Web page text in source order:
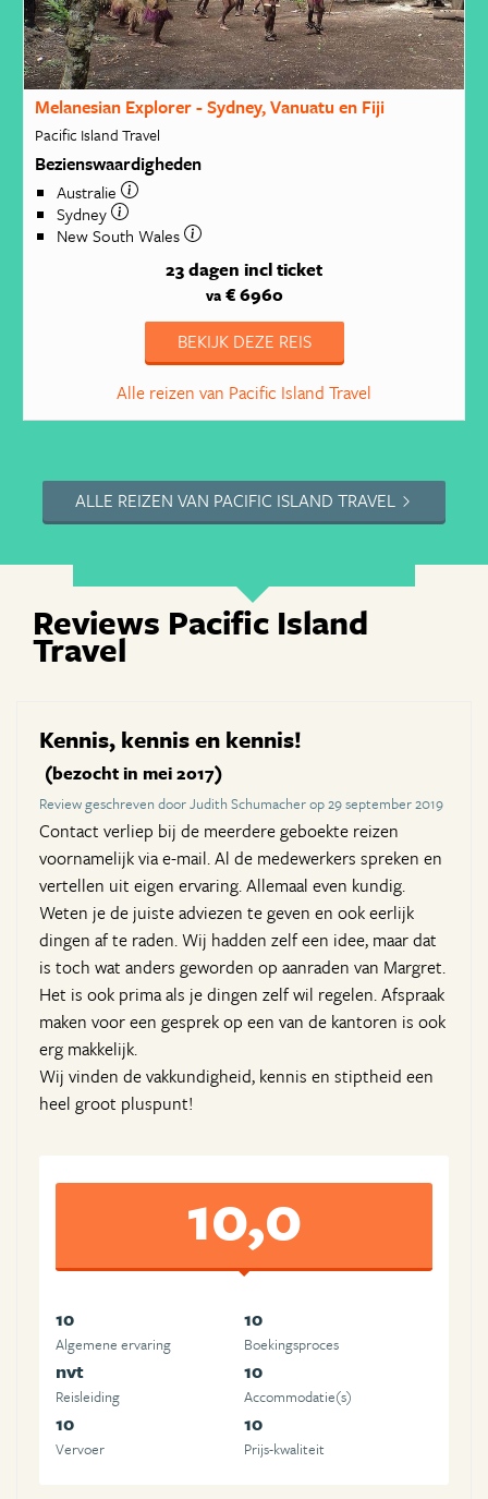
Melanesian Explorer - Sydney, Vanuatu en Fiji
Pacific Island Travel
Bezienswaardigheden
Australie
Sydney
New South Wales
23 dagen incl ticket
va€ 6960
BEKIJK DEZE REIS
Alle reizen van Pacific Island Travel
ALLE REIZEN VAN PACIFIC ISLAND TRAVEL
Reviews Pacific Island
Travel
Kennis, kennis en kennis!
(bezocht in mei 2017)
Review geschreven door Judith Schumacher op 29 september 2019
Contact verliep bij de meerdere geboekte reizen
voornamelijk via e-mail. Al de medewerkers spreken en
vertellen uit eigen ervaring. Allemaal even kundig.
Weten je de juiste adviezen te geven en ook eerlijk
dingen af te raden. Wij hadden zelf een idee, maar dat
is toch wat anders geworden op aanraden van Margret.
Het is ook prima als je dingen zelf wil regelen. Afspraak
maken voor een gesprek op een van de kantoren is ook
erg makkelijk.
Wij vinden de vakkundigheid, kennis en stiptheid een
heel groot pluspunt!
10,0
10
Algemene ervaring
10
Boekingsproces
nvt
Reisleiding
10
Accommodatie(s)
10
Vervoer
10
Prijs-kwaliteit